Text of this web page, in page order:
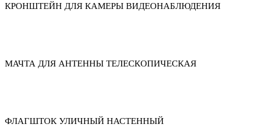
КРОНШТЕЙН ДЛЯ КАМЕРЫ ВИДЕОНАБЛЮДЕНИЯ
МАЧТА ДЛЯ АНТЕННЫ ТЕЛЕСКОПИЧЕСКАЯ
ФЛАГШТОК УЛИЧНЫЙ НАСТЕННЫЙ